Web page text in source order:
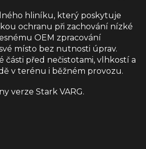
hliníku, který poskytuje
ochranu při zachování nízké
OEM zpracování
místo bez nutnosti úprav.
části před nečistotami, vlhkostí a
v terénu i běžném provozu.
verze Stark VARG.